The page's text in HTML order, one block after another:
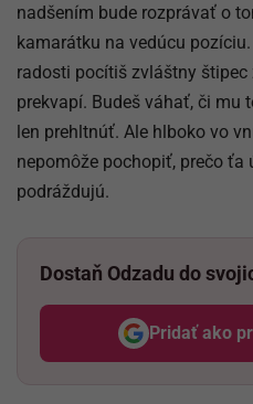
nadšením bude rozprávať o
kamarátku na vedúcu
radosti pocítiš zvláštny
prekvapí. Budeš váhať, či mu
len prehltnúť. Ale hlboko vo
nepomôže pochopiť, prečo ťa
podráždujú.
Dostaň Odzadu do
Pridať ako